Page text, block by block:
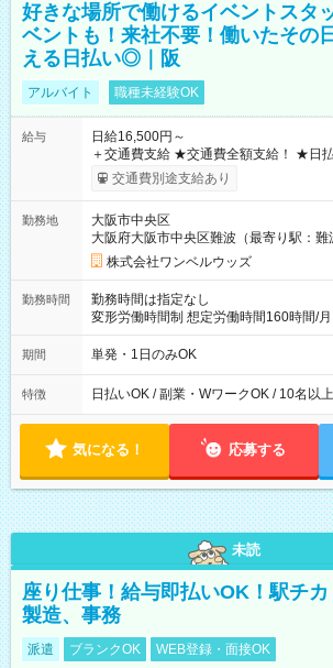
好きな場所で働けるイベントスタ
ベントも！来社不要！働いたその
える日払い◎｜阪
アルバイト 職種未経験OK
給与
日給16,500円～
＋交通費支給 ★交通費全額支給！ ★日払いOK！（規定あり） ┗
働いたその日に現金GET♪ お仕事後は
交通費別途支給あり
勤務地
大阪市中央区
大阪府大阪市中央区難波（最寄り駅：難
株式会社ワンベルウッズ
勤務時間
勤務時間は指定なし
変形労働時間制 想定労働時間160時間/月 【シフト例】 ・10：
00～20：00
期間 単発・1日のみOK
特徴 日払いOK / 副業・WワークOK / 10名以
気になる！ 応募する
未読
座り仕事！給与即払いOK！駅チ
製造、事務
派遣 ブランクOK WEB登録・面接OK